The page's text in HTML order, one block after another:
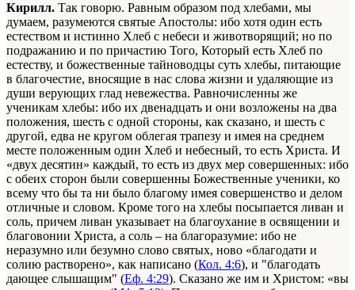
Кирилл. Так говорю. Равным образом под хлебами, мы
думаем, разумеются святые Апостолы: ибо хотя один есть
естеством и истинно Хлеб с небеси и животворящий; но по
подражанию и по причастию Того, Который есть Хлеб по
естеству, и божественные тайноводцы суть хлебы, питающие
в благочестие, вносящие в нас слова жизни и удаляющие из
души верующих глад невежества. Равночисленны же
ученикам хлебы: ибо их двенадцать и они возложены на два
положения, шесть с одной стороны, как сказано, и шесть с
другой, едва не кругом облегая трапезу и имея на среднем
месте положенным один Хлеб и небесный, то есть Христа. И
«двух десятин» каждый, то есть из двух мер совершенных: ибо
с обеих сторон были совершенны Божественные ученики, ко
всему что бы та ни было благому имея совершенство и делом
отличные и словом. Кроме того на хлебы посыпается ливан и
соль, причем ливан указывает на благоухание в освящении и
благовонии Христа, а соль – на благоразумие: ибо не
неразумно или безумно слово святых, ново «благодати и
солию растворено», как написано (Кол. 4:6), и "благодать
дающее слышащим" (Еф. 4:29). Сказано же им и Христом: «вы